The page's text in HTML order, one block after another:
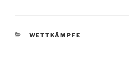
KATEGORIEN
WETTKÄMPFE